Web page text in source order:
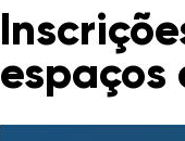
espaços